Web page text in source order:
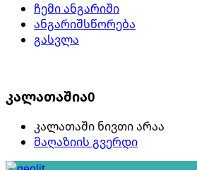
ჩემი ანგარიში
ანგარიშსწორება
გასვლა
კალათაშია0
კალათაში ნივთი არაა
მაღაზიის გვერდი